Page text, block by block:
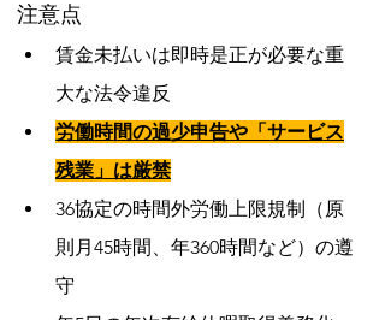
注意点
賃金未払いは即時是正が必要な重
大な法令違反
労働時間の過少申告や「サービス
残業」は厳禁
36協定の時間外労働上限規制（原
則月45時間、年360時間など）の遵
守